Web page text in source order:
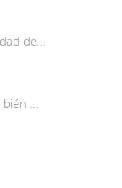
de...
...